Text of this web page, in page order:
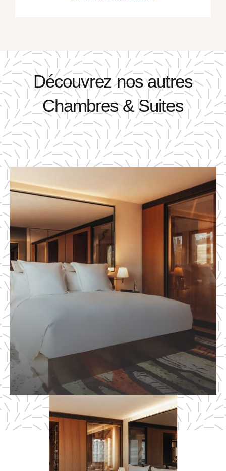
Découvrez nos autres
Chambres & Suites
Chambre SAX Queen
UNE CHAMBRE LUMINEUSE AU DESIGN
CONTEMPORAIN, IDÉALE POUR UN SÉJOUR
CONFORTABLE.